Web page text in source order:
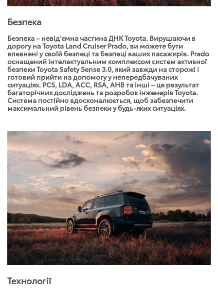
Безпека
Безпека – невід'ємна частина ДНК Toyota. Вирушаючи в
дорогу на Toyota Land Cruiser Prado, ви можете бути
впевнені у своїй безпеці та безпеці ваших пасажирів. Prado
оснащений інтелектуальним комплексом систем активної
безпеки Toyota Safety Sense 3.0, який завжди на сторожі і
готовий прийти на допомогу у непередбачуваних
ситуаціях. PCS, LDA, ACC, RSA, AHB та інші – це результат
багаторічних досліджень та розробок інженерів Toyota.
Система постійно вдосконалюється, щоб забезпечити
максимальний рівень безпеки у будь-яких ситуаціях.
Технології